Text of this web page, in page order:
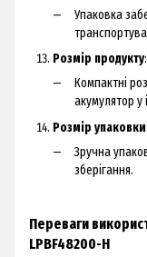
Упаковка
Розмір продукту
Компактні
акумулятор у
Розмір упаковки
Зручна
зберігання.
Переваги
LPBF48200-H